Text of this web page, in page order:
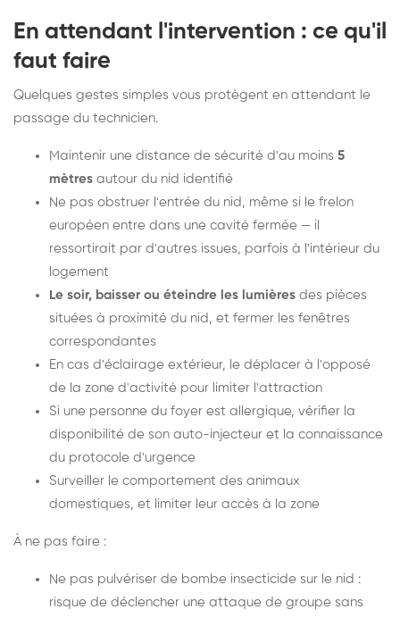
En attendant l'intervention : ce qu'il
faut faire
Quelques gestes simples vous protègent en attendant le
passage du technicien.
Maintenir une distance de sécurité d'au moins 5
mètres autour du nid identifié
Ne pas obstruer l'entrée du nid, même si le frelon
européen entre dans une cavité fermée — il
ressortirait par d'autres issues, parfois à l'intérieur du
logement
Le soir, baisser ou éteindre les lumières des pièces
situées à proximité du nid, et fermer les fenêtres
correspondantes
En cas d'éclairage extérieur, le déplacer à l'opposé
de la zone d'activité pour limiter l'attraction
Si une personne du foyer est allergique, vérifier la
disponibilité de son auto-injecteur et la connaissance
du protocole d'urgence
Surveiller le comportement des animaux
domestiques, et limiter leur accès à la zone
À ne pas faire :
Ne pas pulvériser de bombe insecticide sur le nid :
risque de déclencher une attaque de groupe sans